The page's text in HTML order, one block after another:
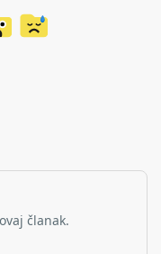
članak.